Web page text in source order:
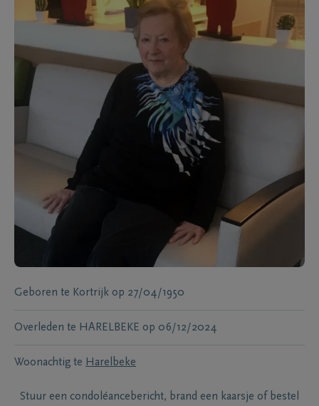
Geboren te Kortrijk op 27/04/1950
Overleden te HARELBEKE op 06/12/2024
Woonachtig te Harelbeke
Stuur een condoléancebericht, brand een kaarsje of bestel